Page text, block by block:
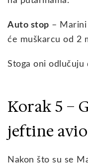
Auto stop – Marini
će muškarcu od 2
Stoga oni odlučuju
Korak 5 –
jeftine
Nakon što su se